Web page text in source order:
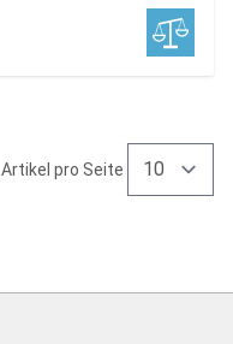
Artikel pro Seite